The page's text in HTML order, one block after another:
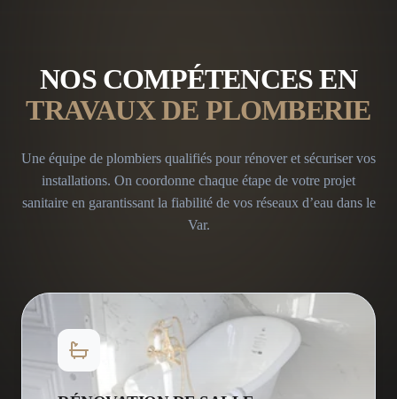
NOS COMPÉTENCES EN
TRAVAUX DE PLOMBERIE
Une équipe de plombiers qualifiés pour rénover et sécuriser vos
installations. On coordonne chaque étape de votre projet
sanitaire en garantissant la fiabilité de vos réseaux d’eau dans le
Var.